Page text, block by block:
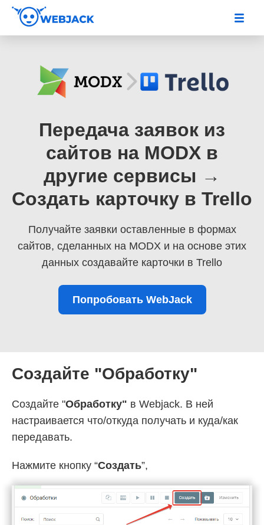
Передача заявок из
сайтов на MODX в
другие сервисы →
Создать карточку в Trello
Получайте заявки оставленные в формах
сайтов, сделанных на MODX и на основе этих
данных создавайте карточки в Trello
Попробовать WebJack
Создайте "Обработку"
Создайте "Обработку" в Webjack. В ней
настраивается что/откуда получать и куда/как
передавать.
Нажмите кнопку “Создать”,